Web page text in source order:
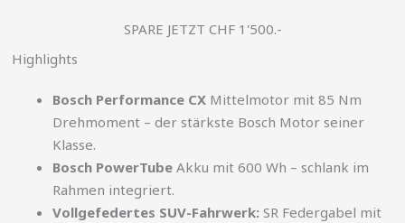
SPARE JETZT CHF 1'500.-
Highlights
Bosch Performance CX Mittelmotor mit 85 Nm
Drehmoment – der stärkste Bosch Motor seiner
Klasse.
Bosch PowerTube Akku mit 600 Wh – schlank im
Rahmen integriert.
Vollgefedertes SUV-Fahrwerk: SR Federgabel mit